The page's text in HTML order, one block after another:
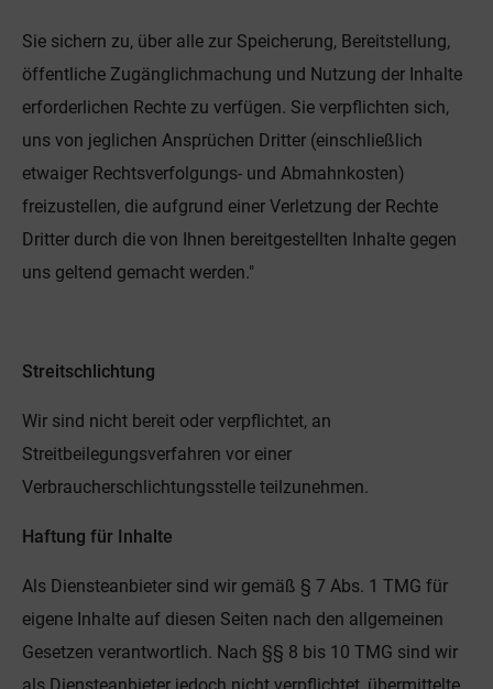
Sie sichern zu, über alle zur Speicherung, Bereitstellung,
öffentliche Zugänglichmachung und Nutzung der Inhalte
erforderlichen Rechte zu verfügen. Sie verpflichten sich,
uns von jeglichen Ansprüchen Dritter (einschließlich
etwaiger Rechtsverfolgungs- und Abmahnkosten)
freizustellen, die aufgrund einer Verletzung der Rechte
Dritter durch die von Ihnen bereitgestellten Inhalte gegen
uns geltend gemacht werden."
Streitschlichtung
Wir sind nicht bereit oder verpflichtet, an
Streitbeilegungsverfahren vor einer
Verbraucherschlichtungsstelle teilzunehmen.
Haftung für Inhalte
Als Diensteanbieter sind wir gemäß § 7 Abs. 1 TMG für
eigene Inhalte auf diesen Seiten nach den allgemeinen
Gesetzen verantwortlich. Nach §§ 8 bis 10 TMG sind wir